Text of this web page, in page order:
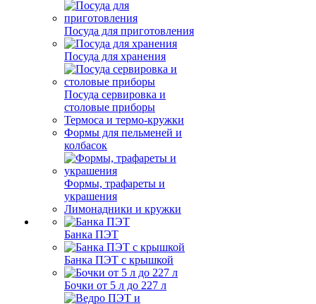
Посуда для приготовления
Посуда для хранения
Посуда сервировка и
столовые приборы
Термоса и термо-кружки
Формы для пельменей и
колбасок
Формы, трафареты и
украшения
Лимонадники и кружки
Банка ПЭТ
Банка ПЭТ с крышкой
Бочки от 5 л до 227 л